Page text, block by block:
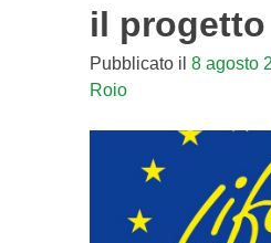
il
Pubblicato il 8 agosto
Roio